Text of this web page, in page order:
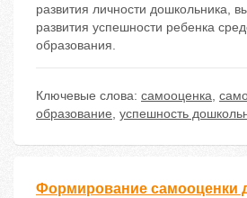
развития личности дошкольника,
развития успешности ребенка
образования.
Ключевые слова: самооценка,
образование, успешность
Формирование самооценки